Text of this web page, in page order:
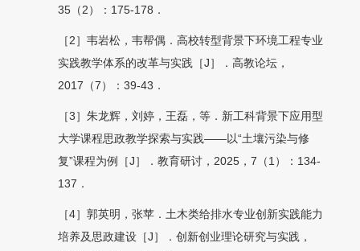
35（2）：175-178．
［2］韦岩松，韦帮偶．高校转型背景下环境工程专业
实践教学体系的改革与实践［J］．高教论坛，
2017（7）：39-43．
［3］朱龙辉，刘婷，王磊，等．新工科背景下应用型
大学课程思政教学探索与实践——以“土壤污染与修
复”课程为例［J］．教育研讨，2025，7（1）：134-
137．
［4］郭英明，张苹．土木类给排水专业创新实践能力
培养及思政建设［J］．创新创业理论研究与实践，